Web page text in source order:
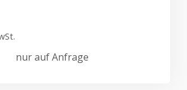
nur auf Anfrage